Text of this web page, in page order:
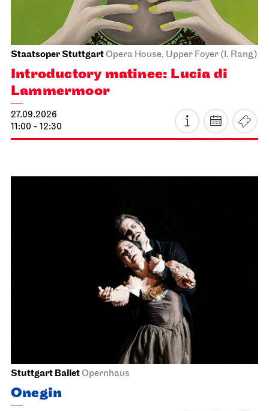
Staatsoper StuttgartOpera House, Upper Foyer (I. Rang)
Introductory matinee: Lucia di
Lammermoor
27.09.2026
11:00 - 12:30
Stuttgart BalletOpernhaus
Onegin